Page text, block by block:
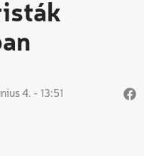
4. - 13:51